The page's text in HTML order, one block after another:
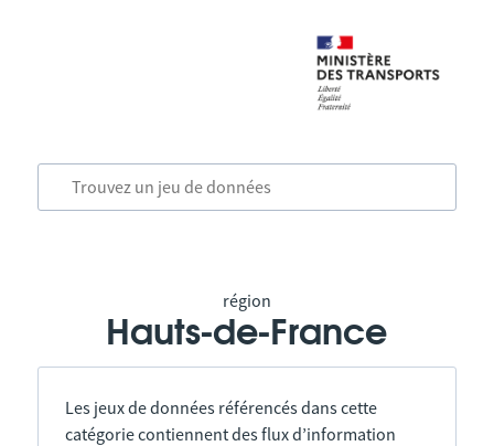
région
Hauts-de-France
Les jeux de données référencés dans cette
catégorie contiennent des flux d’information